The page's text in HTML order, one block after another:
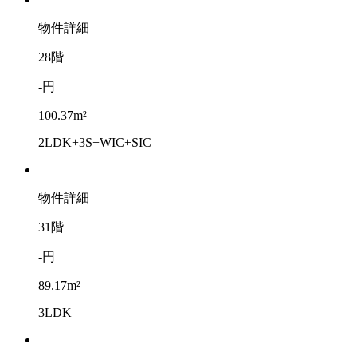
物件詳細
28階
-円
100.37m²
2LDK+3S+WIC+SIC
物件詳細
31階
-円
89.17m²
3LDK